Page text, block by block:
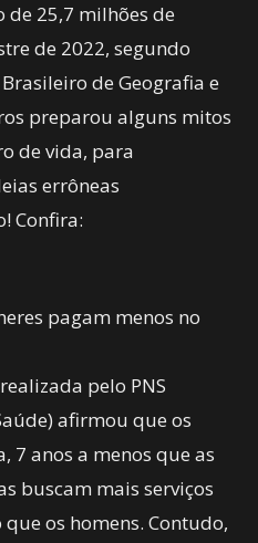
25,7 milhões de
de 2022, segundo
de Geografia e
preparou alguns mitos
de vida, para
errôneas
Confira:
pagam menos no
pelo PNS
afirmou que os
7 anos a menos que as
buscam mais serviços
os homens. Contudo,